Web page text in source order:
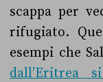
scappa per
rifugiato.
esempi che
dall’Eritrea